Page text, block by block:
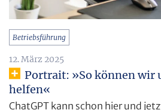
Betriebsführung
12. März 2025
Portrait: »So können wir
helfen«
ChatGPT kann schon hier und